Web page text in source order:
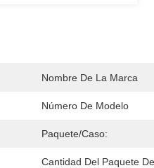
Nombre De La Marca
Número De Modelo
Paquete/caso:
Cantidad Del Paquete